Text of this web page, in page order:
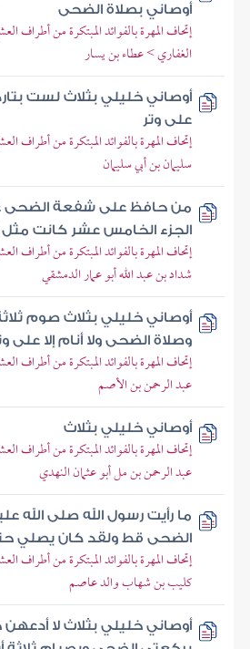
أوصاني بصلاة الضحى
إتحاف المهرة بالفوائد المبتكرة من أطراف
الغفاري > عطاء بن يسار
أوصاني خليلي بثلاث لست
على وتر
إتحاف المهرة بالفوائد المبتكرة من أطراف
سليمان بن أبي سليمان
من حافظ على شفعة الضحى
الجزء الخامس عشر كانت مثل
إتحاف المهرة بالفوائد المبتكرة من أطراف
شداد بن عبد الله أبو عمار الدمشقي
أوصاني خليلي بثلاث صوم
وصلاة الضحى ولا أنام إلا على
إتحاف المهرة بالفوائد المبتكرة من أطراف
عبد الرحمن بن الأصم
أوصاني خليلي بثلاث
إتحاف المهرة بالفوائد المبتكرة من أطراف
عبد الرحمن بن مل أبو عثمان النهدي
ما رأيت رسول الله صلى الله
الضحى قط ولقد كان يصلي
إتحاف المهرة بالفوائد المبتكرة من أطراف
كليب بن شهاب والد عاصم
أوصاني خليلي بثلاث لا